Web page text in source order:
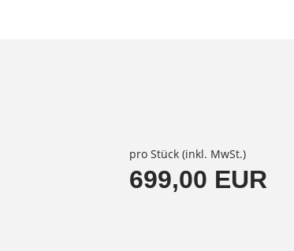
pro Stück (inkl. MwSt.)
699,00 EUR